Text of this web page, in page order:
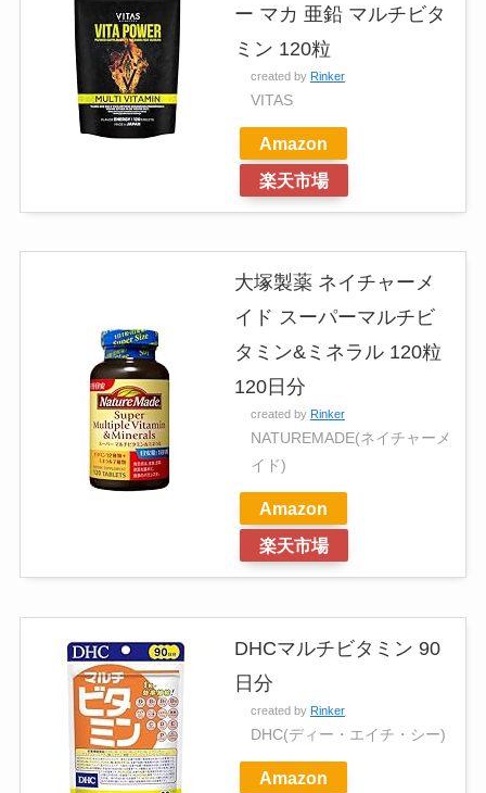
ー マカ 亜鉛 マルチビタ
ミン 120粒
created by Rinker
VITAS
Amazon
楽天市場
大塚製薬 ネイチャーメ
イド スーパーマルチビ
タミン&ミネラル 120粒
120日分
created by Rinker
NATUREMADE(ネイチャーメ
イド)
Amazon
楽天市場
DHCマルチビタミン 90
日分
created by Rinker
DHC(ディー・エイチ・シー)
Amazon